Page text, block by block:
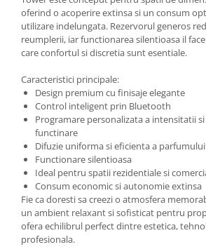
oferind o acoperire extinsa si un consum
utilizare indelungata. Rezervorul generos
reumplerii, iar functionarea silentioasa il
care confortul si discretia sunt esentiale.
Caracteristici principale:
Design premium cu finisaje elegante
Control inteligent prin Bluetooth
Programare personalizata a intensitatii
functinare
Difuzie uniforma si eficienta a parfumului
Functionare silentioasa
Ideal pentru spatii rezidentiale si
Consum economic si autonomie extinsa
Fie ca doresti sa creezi o atmosfera
un ambient relaxant si sofisticat pentru
ofera echilibrul perfect dintre estetica,
profesionala.